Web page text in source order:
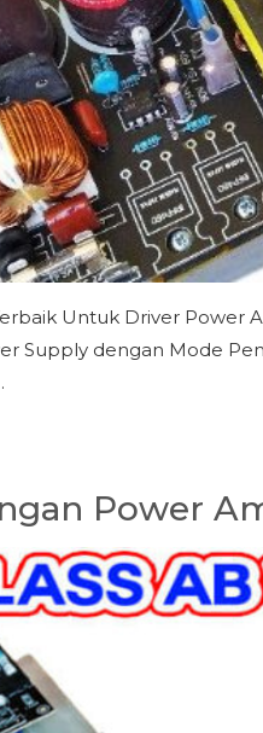
Untuk Driver Power
Supply dengan Mode
Power